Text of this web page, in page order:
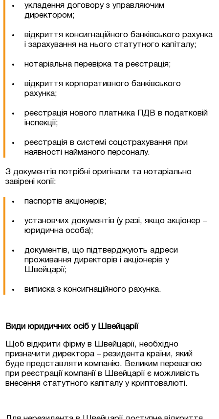
укладення договору з управляючим
директором;
відкриття консигнаційного банківського рахунка
і зарахування на нього статутного капіталу;
нотаріальна перевірка та реєстрація;
відкриття корпоративного банківського
рахунка;
реєстрація нового платника ПДВ в податковій
інспекції;
реєстрація в системі соцстрахування при
наявності найманого персоналу.
З документів потрібні оригінали та нотаріально
завірені копії:
паспортів акціонерів;
установчих документів (у разі, якщо акціонер –
юридична особа);
документів, що підтверджують адреси
проживання директорів і акціонерів у
Швейцарії;
виписка з консигнаційного рахунка.
Види юридичних осіб у Швейцарії
Щоб відкрити фірму в Швейцарії, необхідно
призначити директора – резидента країни, який
буде представляти компанію. Великим перевагою
при реєстрації компанії в Швейцарії є можливість
внесення статутного капіталу у криптовалюті.